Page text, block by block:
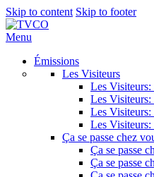
Skip to content Skip to footer
Menu
Émissions
Les Visiteurs
Les
Les
Les
Les
Ça se passe chez
Ça se passe
Ça se passe